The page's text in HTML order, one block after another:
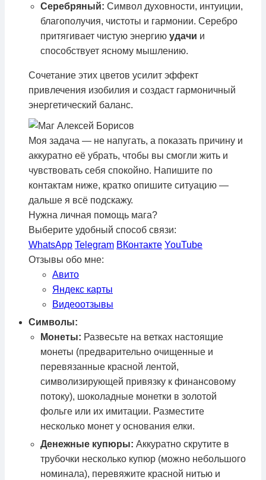
Серебряный: Символ духовности, интуиции,
благополучия, чистоты и гармонии. Серебро
притягивает чистую энергию удачи и
способствует ясному мышлению.
Сочетание этих цветов усилит эффект
привлечения изобилия и создаст гармоничный
энергетический баланс.
Моя задача — не напугать, а показать причину и
аккуратно её убрать, чтобы вы смогли жить и
чувствовать себя спокойно. Напишите по
контактам ниже, кратко опишите ситуацию —
дальше я всё подскажу.
Нужна личная помощь мага?
Выберите удобный способ связи:
WhatsApp Telegram ВКонтакте YouTube
Отзывы обо мне:
Авито
Яндекс карты
Видеоотзывы
Символы:
Монеты: Развесьте на ветках настоящие
монеты (предварительно очищенные и
перевязанные красной лентой,
символизирующей привязку к финансовому
потоку), шоколадные монетки в золотой
фольге или их имитации. Разместите
несколько монет у основания елки.
Денежные купюры: Аккуратно скрутите в
трубочки несколько купюр (можно небольшого
номинала), перевяжите красной нитью и